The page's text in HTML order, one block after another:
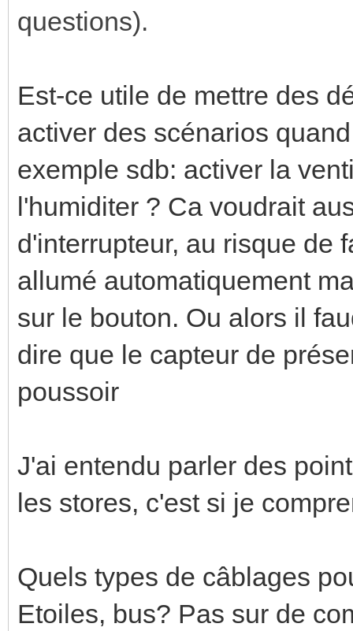
questions).
Est-ce utile de mettre des
activer des scénarios
exemple sdb: activer la
l'humiditer ? Ca voudrait
d'interrupteur, au risque de
allumé automatiquement
sur le bouton. Ou alors il
dire que le capteur de
poussoir
J'ai entendu parler des
les stores, c'est si je
Quels types de câblages
Etoiles, bus? Pas sur de